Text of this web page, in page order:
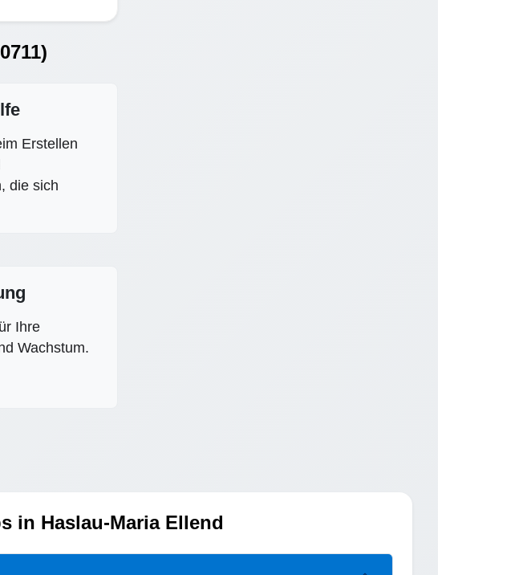
Erstellen
die sich
Ihre
Wachstum.
in Haslau-Maria Ellend